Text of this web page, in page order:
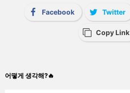
Facebook Twitter
Copy Link
어떻게 생각해?🔥